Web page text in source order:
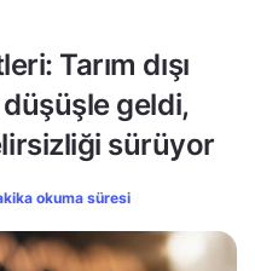
Tarım dışı
geldi,
sürüyor
okuma süresi